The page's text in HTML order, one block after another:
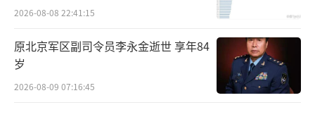
2026-08-08 22:41:15
原北京军区副司令员李永金逝世 享年84
岁
2026-08-09 07:16:45